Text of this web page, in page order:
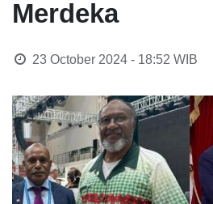
Merdeka
23 October 2024 - 18:52 WIB